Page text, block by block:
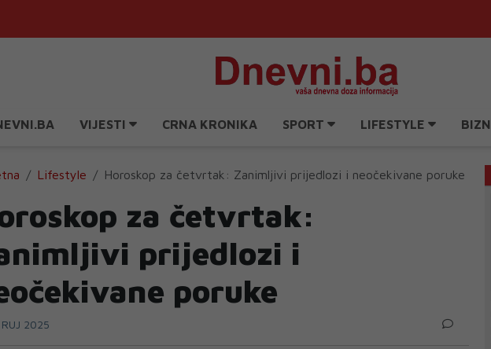
VIJESTI CRNA KRONIKA SPORT LIFESTYLE
Lifestyle Horoskop za četvrtak: Zanimljivi prijedlozi i neočekivane poruke
za četvrtak:
prijedlozi i
poruke
RUJ 2025